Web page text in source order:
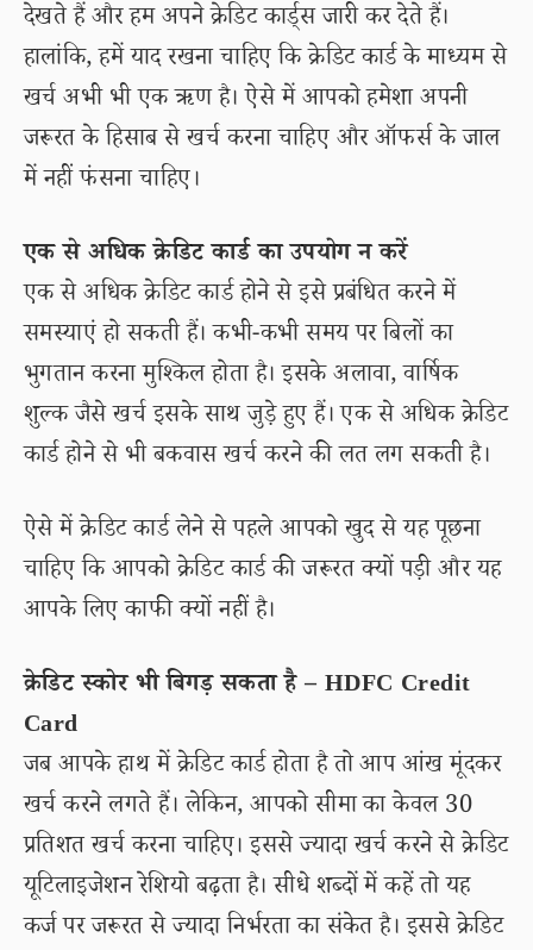
देखते हैं और हम अपने क्रेडिट कार्ड्स जारी कर देते हैं।
हालांकि, हमें याद रखना चाहिए कि क्रेडिट कार्ड के माध्यम से
खर्च अभी भी एक ऋण है। ऐसे में आपको हमेशा अपनी
जरूरत के हिसाब से खर्च करना चाहिए और ऑफर्स के जाल
में नहीं फंसना चाहिए।
एक से अधिक क्रेडिट कार्ड का उपयोग न करें
एक से अधिक क्रेडिट कार्ड होने से इसे प्रबंधित करने में
समस्याएं हो सकती हैं। कभी-कभी समय पर बिलों का
भुगतान करना मुश्किल होता है। इसके अलावा, वार्षिक
शुल्क जैसे खर्च इसके साथ जुड़े हुए हैं। एक से अधिक क्रेडिट
कार्ड होने से भी बकवास खर्च करने की लत लग सकती है।
ऐसे में क्रेडिट कार्ड लेने से पहले आपको खुद से यह पूछना
चाहिए कि आपको क्रेडिट कार्ड की जरूरत क्यों पड़ी और यह
आपके लिए काफी क्यों नहीं है।
क्रेडिट स्कोर भी बिगड़ सकता है – HDFC Credit
Card
जब आपके हाथ में क्रेडिट कार्ड होता है तो आप आंख मूंदकर
खर्च करने लगते हैं। लेकिन, आपको सीमा का केवल 30
प्रतिशत खर्च करना चाहिए। इससे ज्यादा खर्च करने से क्रेडिट
यूटिलाइजेशन रेशियो बढ़ता है। सीधे शब्दों में कहें तो यह
कर्ज पर जरूरत से ज्यादा निर्भरता का संकेत है। इससे क्रेडिट